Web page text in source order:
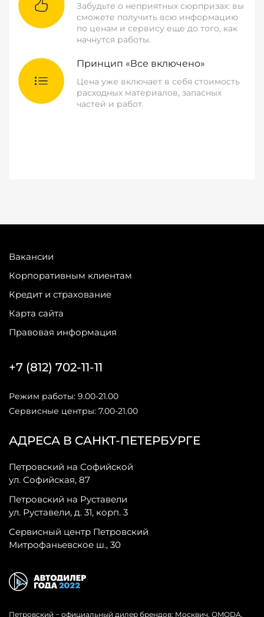
Забудьте о неприятных сюрпризах: вы
сможете получить всю информацию
по ценам и сервису еще до того, как
начнутся работы.
Принцип «Все включено»
Цена уже включает в себя стоимость
расходных материалов, запасных
частей и работ.
Вакансии
Корпоративным клиентам
Кредит и страхование
Карта сайта
Правовая информация
АДРЕСА В САНКТ-ПЕТЕРБУРГЕ
Петровский на Софийской
ул. Софийская, 87
Петровский на Руставели
ул. Руставели, д. 31, корп. 3
Сервисный центр Петровский
Митрофаньевское ш., 30
+7 (812) 702-11-11
Режим работы: 9.00-21.00
Сервисные центры: 7.00-21.00
Петровский − официальный дилер брендов: Москвич, OMODA,